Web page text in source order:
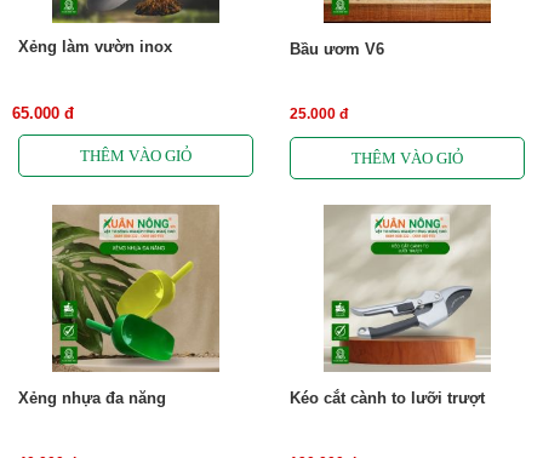
Xẻng làm vườn inox
65.000 đ
Bầu ươm V6
25.000 đ
Xẻng nhựa đa năng Kéo cắt cành to lưỡi trượt